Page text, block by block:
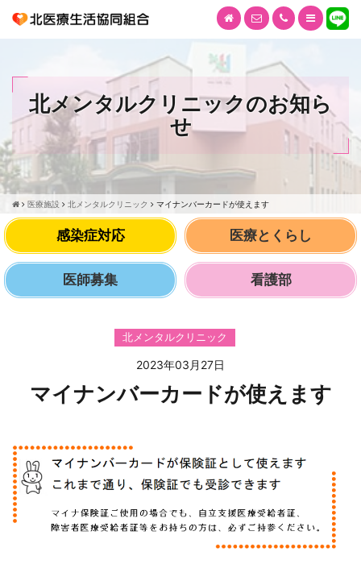
北メンタルクリニックのお知ら
せ
医療施設 北メンタルクリニック マイナンバーカードが使えます
感染症対応 医療とくらし
医師募集 看護部
北メンタルクリニック
2023年03月27日
マイナンバーカードが使えます